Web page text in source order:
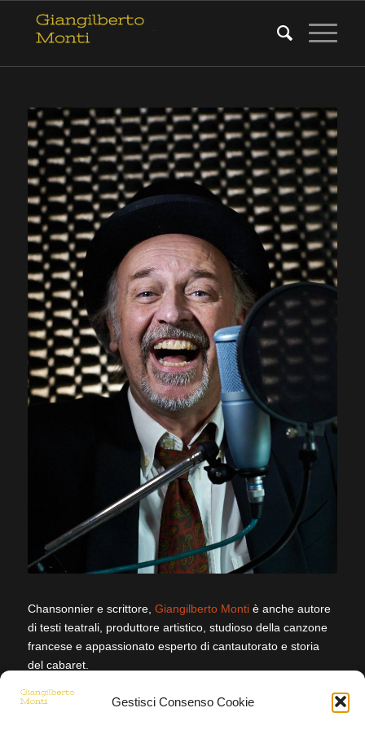
Gestisci Consenso Cookie
Chansonnier e scrittore, Giangilberto Montiè anche autore
di testi teatrali, produttore artistico, studioso della canzone
francese e appassionato esperto di cantautorato e storia
del cabaret.
dizionari sulla canzone d’autore e sulla storia della comicità